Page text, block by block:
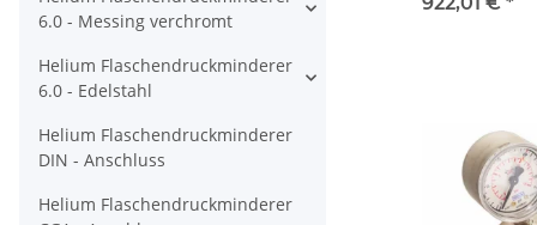
Druva CPLH0DJ
6.0 - Messing verchromt
Helium Flaschendruckminderer
6.0 - Edelstahl
Helium Flaschendruckminderer
DIN - Anschluss
Helium Flaschendruckminderer